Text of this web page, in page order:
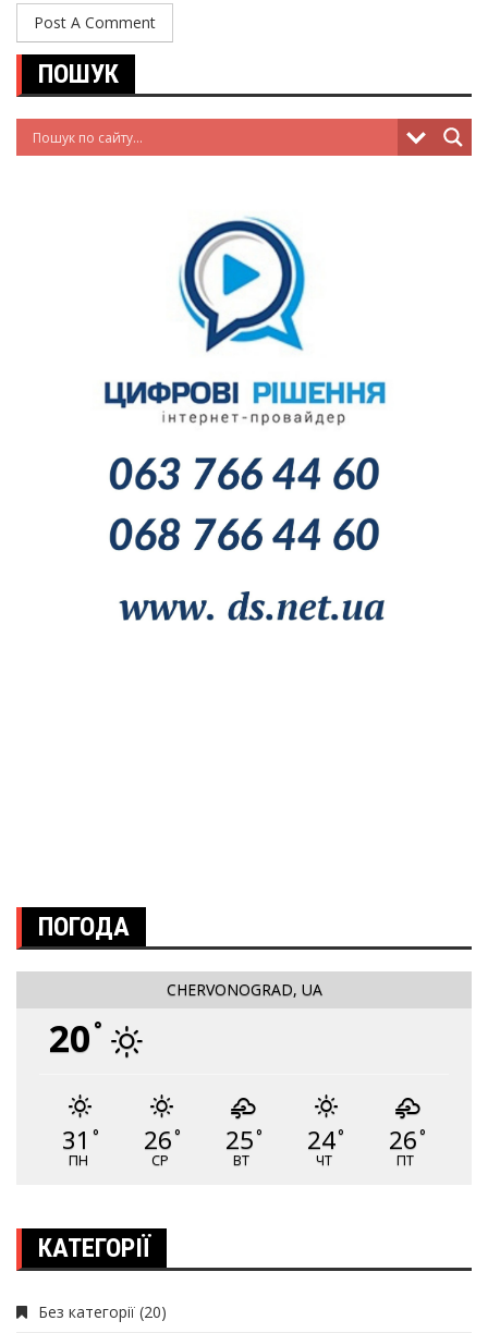
ПОШУК
ПОГОДА
CHERVONOGRAD, UA
20 °
31 °
ПН
26°
СР
25°
ВТ
24°
ЧТ
26°
ПТ
КАТЕГОРІЇ
Без категорії (20)